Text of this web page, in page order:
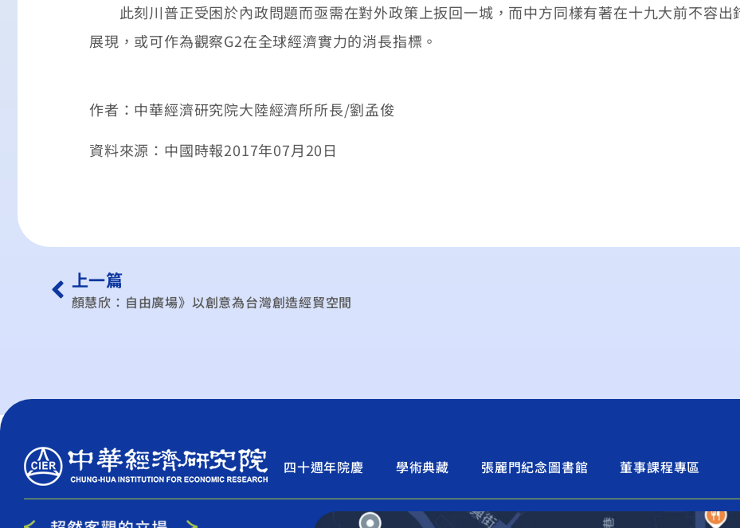
此刻川普正受困於內政問題而亟需在對外政策上扳回一城，而中方同樣有著在十九大前不容出
展現，或可作為觀察G2在全球經濟實力的消長指標。
作者：中華經濟研究院大陸經濟所所長/劉孟俊
資料來源：中國時報2017年07月20日
上一篇
顏慧欣：自由廣場》以創意為台灣創造經貿空間
四十週年院慶 學術典藏 張麗門紀念圖書館 董事課程專區